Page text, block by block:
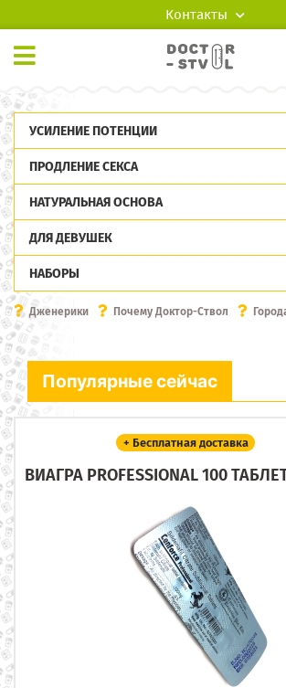
Контакты
УСИЛЕНИЕ ПОТЕНЦИИ
ПРОДЛЕНИЕ СЕКСА
НАТУРАЛЬНАЯ ОСНОВА
ДЛЯ ДЕВУШЕК
НАБОРЫ
Дженерики Почему Доктор-Ствол
Популярные сейчас
+ Бесплатная доставка
ВИАГРА PROFESSIONAL 100